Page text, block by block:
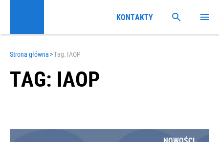
Strona główna >Tag: IAOP
TAG: IAOP
KONTAKTY